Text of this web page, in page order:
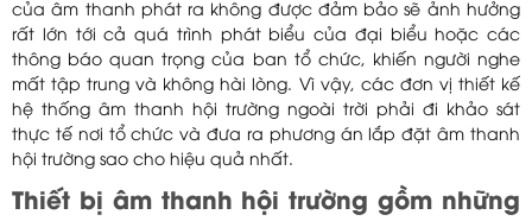
của âm thanh phát ra không được đảm bảo sẽ ảnh hưởng
rất lớn tới cả quá trình phát biểu của đại biểu hoặc các
thông báo quan trọng của ban tổ chức, khiến người nghe
mất tập trung và không hài lòng. Vì vậy, các đơn vị thiết kế
hệ thống âm thanh hội trường ngoài trời phải đi khảo sát
thực tế nơi tổ chức và đưa ra phương án lắp đặt âm thanh
hội trường sao cho hiệu quả nhất.
Thiết bị âm thanh hội trường gồm những